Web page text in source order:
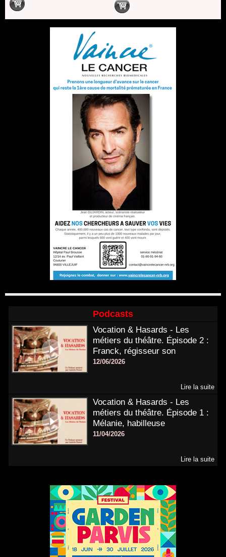
Podcasts
Vocation & Hasards - Les
métiers du théâtre. Épisode 2 :
Franck, régisseur son
12/06/2026
Lire la suite
Vocation & Hasards - Les
métiers du théâtre. Épisode 1 :
Mélanie, habilleuse
11/04/2026
Lire la suite